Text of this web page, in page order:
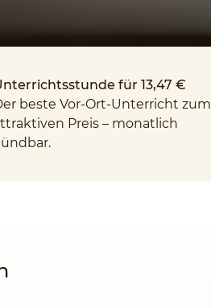
für 13,47 €
beste Vor-Ort-Unterricht zum
Preis – monatlich